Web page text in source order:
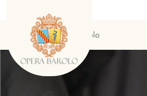
Sito Ufficiale Opera Barolo